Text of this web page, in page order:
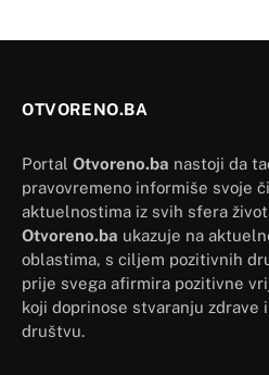
OTVORENO.BA
Portal Otvoreno.ba nastoji da
pravovremeno informiše svoje
aktuelnostima iz svih sfera
Otvoreno.ba ukazuje na
oblastima, s ciljem pozitivnih
prije svega afirmira pozitivne
koji doprinose stvaranju zdrave
društvu.